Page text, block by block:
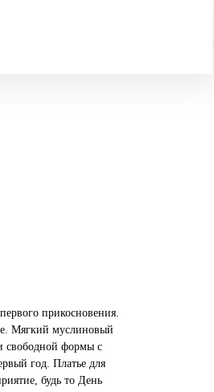
прикосновения.
Мягкий муслиновый
свободной формы с
год. Платье для
будь то День